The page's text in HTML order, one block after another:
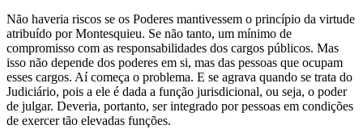
Não haveria riscos se os Poderes mantivessem o princípio da virtude
atribuído por Montesquieu. Se não tanto, um mínimo de
compromisso com as responsabilidades dos cargos públicos. Mas
isso não depende dos poderes em si, mas das pessoas que ocupam
esses cargos. Aí começa o problema. E se agrava quando se trata do
Judiciário, pois a ele é dada a função jurisdicional, ou seja, o poder
de julgar. Deveria, portanto, ser integrado por pessoas em condições
de exercer tão elevadas funções.